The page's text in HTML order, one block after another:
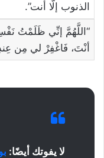
الذنوب إلَّا أنت”.
“اللَّهُمَّ إنِّي ظَلَمْتُ
أنْتَ، فَاغْفِرْ لي مِن
لا يفوتك أيضًا: